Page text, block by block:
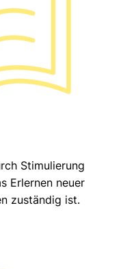
Stimulierung
Erlernen neuer
zuständig ist.